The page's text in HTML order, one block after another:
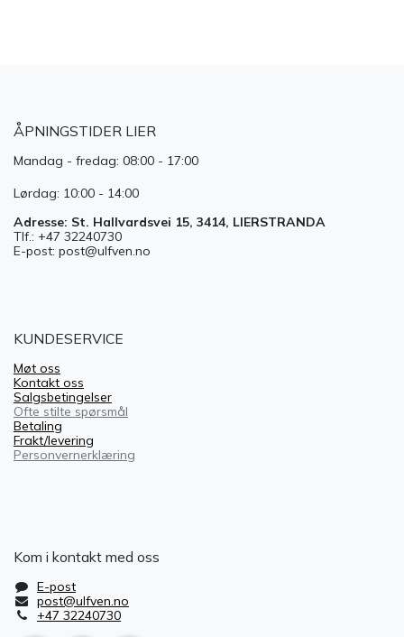
ÅPNINGSTIDER LIER
Mandag - fredag: 08:00 - 17:00
Lørdag: 10:00 - 14:00
Adresse: St. Hallvardsvei 15, 3414, LIERSTRANDA
Tlf.: +47 32240730
E-post: post@ulfven.no
KUNDESERVICE
Møt oss
Kontakt oss
Salgsbetingelser
Ofte stilte spørsmål
Betaling
Frakt/levering
Personvernerklæring
Kom i kontakt med oss
E-post
post@ulfven.no
+47 32240730